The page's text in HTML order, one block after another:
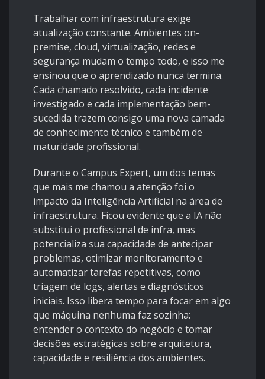
Trabalhar com infraestrutura exige
atualização constante. Ambientes on-
premise, cloud, virtualização, redes e
segurança mudam o tempo todo, e isso me
ensinou que o aprendizado nunca termina.
Cada chamado resolvido, cada incidente
investigado e cada implementação bem-
sucedida trazem consigo uma nova camada
de conhecimento técnico e também de
maturidade profissional.
Durante o Campus Expert, um dos temas
que mais me chamou a atenção foi o
impacto da Inteligência Artificial na área de
infraestrutura. Ficou evidente que a IA não
substitui o profissional de infra, mas
potencializa sua capacidade de antecipar
problemas, otimizar monitoramento e
automatizar tarefas repetitivas, como
triagem de logs, alertas e diagnósticos
iniciais. Isso libera tempo para focar em algo
que máquina nenhuma faz sozinha:
entender o contexto do negócio e tomar
decisões estratégicas sobre arquitetura,
capacidade e resiliência dos ambientes.